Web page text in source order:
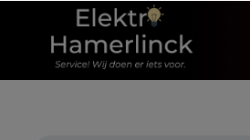
Skip to main navigation